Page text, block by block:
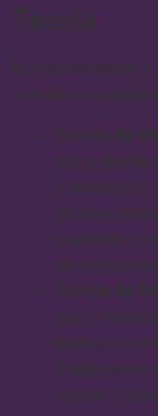
Teoria
As teorias sobre o
científicas e
Teoria da
que o
o cérebro se
de sono
enquanto
de sono
Teoria da
que o sono
fatores
Estabelecer
regular o